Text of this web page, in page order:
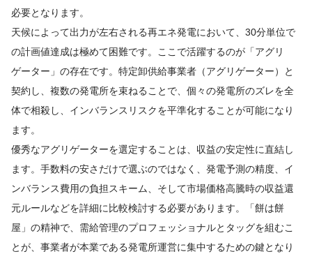
必要となります。
天候によって出力が左右される再エネ発電において、30分単位で
の計画値達成は極めて困難です。ここで活躍するのが「アグリ
ゲーター」の存在です。特定卸供給事業者（アグリゲーター）と
契約し、複数の発電所を束ねることで、個々の発電所のズレを全
体で相殺し、インバランスリスクを平準化することが可能になり
ます。
優秀なアグリゲーターを選定することは、収益の安定性に直結し
ます。手数料の安さだけで選ぶのではなく、発電予測の精度、イ
ンバランス費用の負担スキーム、そして市場価格高騰時の収益還
元ルールなどを詳細に比較検討する必要があります。「餅は餅
屋」の精神で、需給管理のプロフェッショナルとタッグを組むこ
とが、事業者が本業である発電所運営に集中するための鍵となり